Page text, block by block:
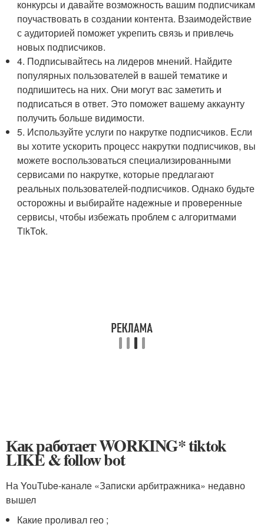
конкурсы и давайте возможность вашим подписчикам
поучаствовать в создании контента. Взаимодействие
с аудиторией поможет укрепить связь и привлечь
новых подписчиков.
4. Подписывайтесь на лидеров мнений. Найдите
популярных пользователей в вашей тематике и
подпишитесь на них. Они могут вас заметить и
подписаться в ответ. Это поможет вашему аккаунту
получить больше видимости.
5. Используйте услуги по накрутке подписчиков. Если
вы хотите ускорить процесс накрутки подписчиков, вы
можете воспользоваться специализированными
сервисами по накрутке, которые предлагают
реальных пользователей-подписчиков. Однако будьте
осторожны и выбирайте надежные и проверенные
сервисы, чтобы избежать проблем с алгоритмами
TikTok.
Как работает WORKING* tiktok
LIKE & follow bot
На YouTube-канале «Записки арбитражника» недавно
вышел
Какие проливал гео ;